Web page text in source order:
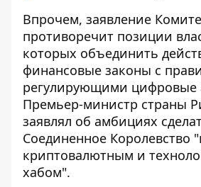
Впрочем, заявление
противоречит позиции
которых объединить
финансовые законы с
регулирующими цифровые
Премьер-министр страны
заявлял об амбициях
Соединенное Королевство
криптовалютным и
хабом".